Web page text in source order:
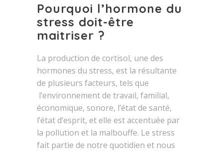
Pourquoi l’hormone du
stress doit-être
maitriser ?
La production de cortisol, une des
hormones du stress, est la résultante
de plusieurs facteurs, tels que
l’environnement de travail, familial,
économique, sonore, l’état de santé,
l’état d’esprit, et elle est accentuée par
la pollution et la malbouffe. Le stress
fait partie de notre quotidien et nous